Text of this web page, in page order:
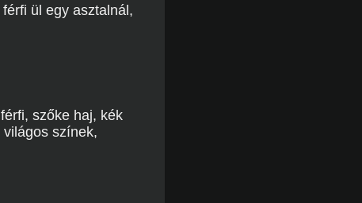
ül egy asztalnál,
szőke haj, kék
színek,